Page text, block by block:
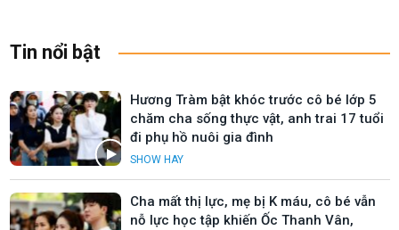
Tin nổi bật
Hương Tràm bật khóc trước cô bé lớp 5
chăm cha sống thực vật, anh trai 17 tuổi
đi phụ hồ nuôi gia đình
SHOW HAY
Cha mất thị lực, mẹ bị K máu, cô bé vẫn
nỗ lực học tập khiến Ốc Thanh Vân,